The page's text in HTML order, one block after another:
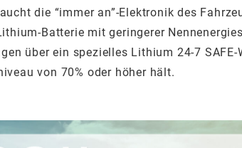
die “immer an”-Elektronik des
Batterie mit geringerer
über ein spezielles Lithium 24-7
von 70% oder höher hält.